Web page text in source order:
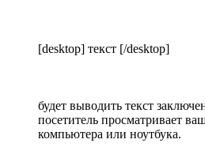
[desktop] текст [/desktop]
будет выводить текст
посетитель просматривает
компьютера или ноутбука.